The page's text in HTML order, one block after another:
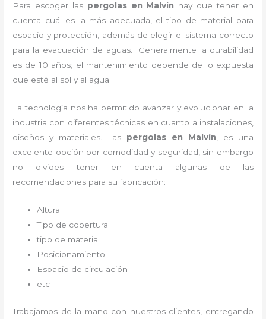
Para escoger las pergolas en Malvín hay que tener en
cuenta cuál es la más adecuada, el tipo de material para
espacio y protección, además de elegir el sistema correcto
para la evacuación de aguas. Generalmente la durabilidad
es de 10 años; el mantenimiento depende de lo expuesta
que esté al sol y al agua.
La tecnología nos ha permitido avanzar y evolucionar en la
industria con diferentes técnicas en cuanto a instalaciones,
diseños y materiales. Las pergolas en Malvín , es una
excelente opción por comodidad y seguridad, sin embargo
no olvides tener en cuenta algunas de las
recomendaciones para su fabricación:
Altura
Tipo de cobertura
tipo de material
Posicionamiento
Espacio de circulación
etc
Trabajamos de la mano con nuestros clientes, entregando